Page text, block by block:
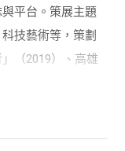
平台。策展主題
技藝術等，策劃
（2019）、高雄
台灣美術雙年展